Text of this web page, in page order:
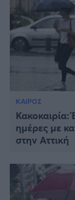
ΚΑΙΡΟΣ
Κακοκαιρία:
ημέρες με
στην Αττική